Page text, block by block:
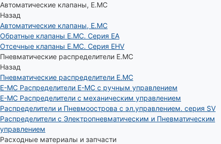
Автоматические клапаны, Е.МС
Назад
Автоматические клапаны, Е.МС
Обратные клапаны E.MC. Серия EA
Отсечные клапаны E.MC. Серия EHV
Пневматические распределители E.MC
Назад
Пневматические распределители E.MC
E-MC Распределители E-MC с ручным управлением
E-MC Распределители с механическим управлением
Распределители и Пневмоострова с эл.управлением. серия SV
Распределители с Электропневматическим и Пневматическим
управлением
Расходные материалы и запчасти